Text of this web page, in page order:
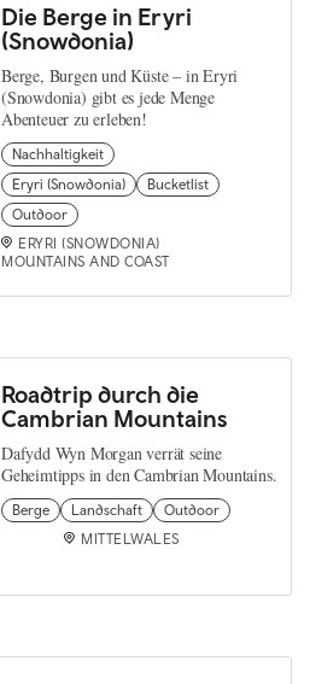
Die Berge in Eryri
(Snowdonia)
Berge, Burgen und Küste – in Eryri
(Snowdonia) gibt es jede Menge
Abenteuer zu erleben!
Nachhaltigkeit
Eryri (Snowdonia)
Bucketlist
Outdoor
ERYRI (SNOWDONIA)
MOUNTAINS AND COAST
Roadtrip durch die
Cambrian Mountains
Dafydd Wyn Morgan verrät seine
Geheimtipps in den Cambrian Mountains.
Berge Landschaft
Outdoor
MITTELWALES